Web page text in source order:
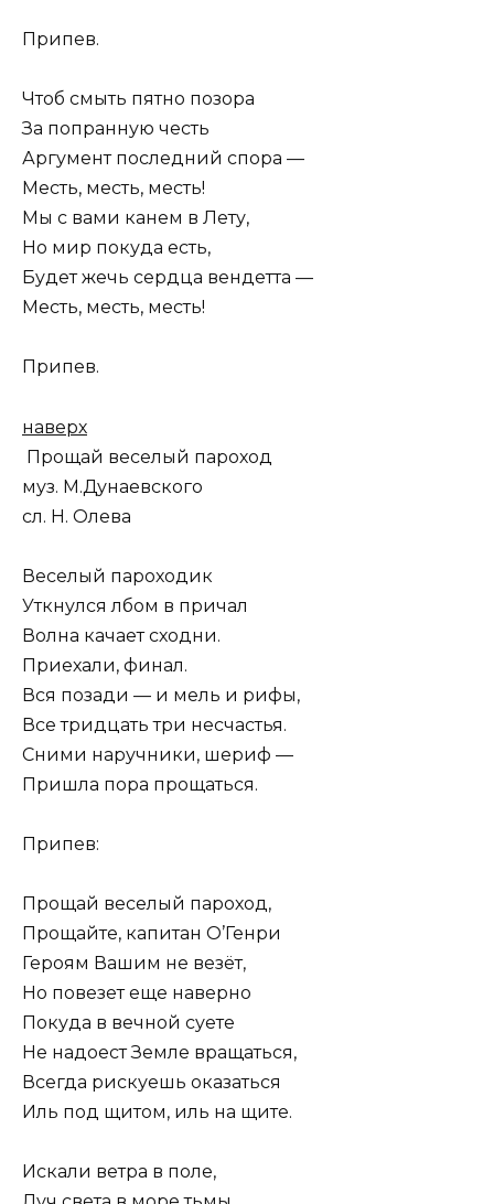
Припев.
Чтоб смыть пятно позора
За попранную честь
Аргумент последний спора —
Месть, месть, месть!
Мы с вами канем в Лету,
Но мир покуда есть,
Будет жечь сердца вендетта —
Месть, месть, месть!
Припев.
наверх
Прощай веселый пароход
муз. М.Дунаевского
сл. Н. Олева
Веселый пароходик
Уткнулся лбом в причал
Волна качает сходни.
Приехали, финал.
Вся позади — и мель и рифы,
Все тридцать три несчастья.
Сними наручники, шериф —
Пришла пора прощаться.
Припев:
Прощай веселый пароход,
Прощайте, капитан О’Генри
Героям Вашим не везёт,
Но повезет еще наверно
Покуда в вечной суете
Не надоест Земле вращаться,
Всегда рискуешь оказаться
Иль под щитом, иль на щите.
Искали ветра в поле,